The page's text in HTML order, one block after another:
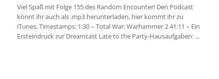
Viel Spaß mit Folge 155 des Random Encounter! Den Podcast
könnt ihr auch als .mp3 herunterladen, hier kommt ihr zu
iTunes. Timestamps: 1:30 – Total War: Warhammer 2 41:11 – Ein
Ersteindruck zur Dreamcast Late to the Party-Hausaufgaben: ...